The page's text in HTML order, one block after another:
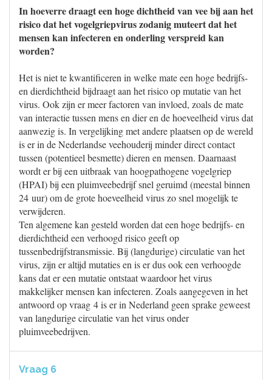
In hoeverre draagt een hoge dichtheid van vee bij aan het
risico dat het vogelgriepvirus zodanig muteert dat het
mensen kan infecteren en onderling verspreid kan
worden?
Het is niet te kwantificeren in welke mate een hoge bedrijfs-
en dierdichtheid bijdraagt aan het risico op mutatie van het
virus. Ook zijn er meer factoren van invloed, zoals de mate
van interactie tussen mens en dier en de hoeveelheid virus dat
aanwezig is. In vergelijking met andere plaatsen op de wereld
is er in de Nederlandse veehouderij minder direct contact
tussen (potentieel besmette) dieren en mensen. Daarnaast
wordt er bij een uitbraak van hoogpathogene vogelgriep
(HPAI) bij een pluimveebedrijf snel geruimd (meestal binnen
24 uur) om de grote hoeveelheid virus zo snel mogelijk te
verwijderen.
Ten algemene kan gesteld worden dat een hoge bedrijfs- en
dierdichtheid een verhoogd risico geeft op
tussenbedrijfstransmissie. Bij (langdurige) circulatie van het
virus, zijn er altijd mutaties en is er dus ook een verhoogde
kans dat er een mutatie ontstaat waardoor het virus
makkelijker mensen kan infecteren. Zoals aangegeven in het
antwoord op vraag 4 is er in Nederland geen sprake geweest
van langdurige circulatie van het virus onder
pluimveebedrijven.
Vraag 6